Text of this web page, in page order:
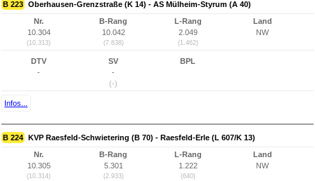
B 223 Oberhausen-Grenzstraße (K 14) - AS Mülheim-Styrum (A 40)
Nr.
10.304
(10.313)
B-Rang
10.042
(7.638)
L-Rang
2.049
(1.462)
Land
NW
DTV
-
SV
-
(-)
BPL
Infos...
B 224 KVP Raesfeld-Schwietering (B 70) - Raesfeld-Erle (L 607/K 13)
Nr.
10.305
(10.314)
B-Rang
5.301
(2.933)
L-Rang
1.222
(640)
Land
NW